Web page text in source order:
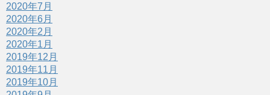
2020年7月
2020年6月
2020年2月
2020年1月
2019年12月
2019年11月
2019年10月